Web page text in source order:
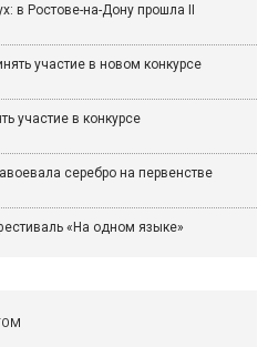
в Ростове-на-Дону прошла II
участие в новом конкурсе
участие в конкурсе
серебро на первенстве
«На одном языке»